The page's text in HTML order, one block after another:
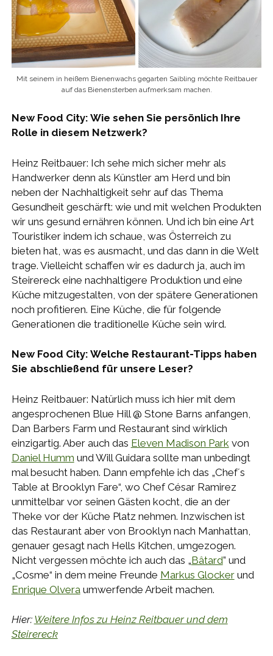
Mit seinem in heißem Bienenwachs gegarten Saibling möchte Reitbauer
auf das Bienensterben aufmerksam machen.
New Food City: Wie sehen Sie persönlich Ihre
Rolle in diesem Netzwerk?
Heinz Reitbauer: Ich sehe mich sicher mehr als
Handwerker denn als Künstler am Herd und bin
neben der Nachhaltigkeit sehr auf das Thema
Gesundheit geschärft: wie und mit welchen Produkten
wir uns gesund ernähren können. Und ich bin eine Art
Touristiker indem ich schaue, was Österreich zu
bieten hat, was es ausmacht, und das dann in die Welt
trage. Vielleicht schaffen wir es dadurch ja, auch im
Steirereck eine nachhaltigere Produktion und eine
Küche mitzugestalten, von der spätere Generationen
noch profitieren. Eine Küche, die für folgende
Generationen die traditionelle Küche sein wird.
New Food City: Welche Restaurant-Tipps haben
Sie abschließend für unsere Leser?
Heinz Reitbauer: Natürlich muss ich hier mit dem
angesprochenen Blue Hill @ Stone Barns anfangen,
Dan Barbers Farm und Restaurant sind wirklich
einzigartig. Aber auch das Eleven Madison Park von
Daniel Humm und Will Guidara sollte man unbedingt
mal besucht haben. Dann empfehle ich das „Chef´s
Table at Brooklyn Fare“, wo Chef César Ramirez
unmittelbar vor seinen Gästen kocht, die an der
Theke vor der Küche Platz nehmen. Inzwischen ist
das Restaurant aber von Brooklyn nach Manhattan,
genauer gesagt nach Hells Kitchen, umgezogen.
Nicht vergessen möchte ich auch das „Bâtard” und
„Cosme“ in dem meine Freunde Markus Glockerund
Enrique Olveraumwerfende Arbeit machen.
Hier: Weitere Infos zu Heinz Reitbauer und dem
Steirereck